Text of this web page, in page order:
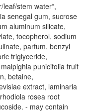
leaf/stem water*,
senegal gum, sucrose
aluminum silicate,
tocopherol, sodium
parfum, benzyl
triglyceride,
punicifolia fruit
betaine,
extract, laminaria
rosea root
- may contain